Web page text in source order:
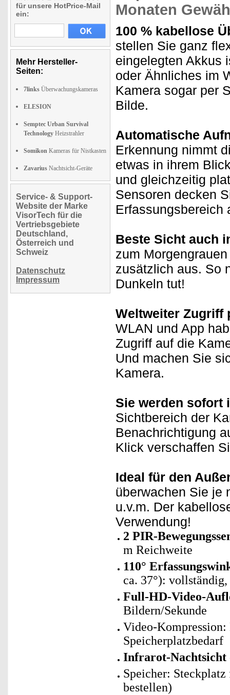
für unsere HotPrice-Mail
ein:
Mehr Hersteller-
Seiten:
7links Überwachungskameras
ELESION
Semptec Urban Survival
Technology Heizstrahler
Somikon Kameras für Nistkasten
Zavarius Nachtsicht-Geräte
Service- & Support-
Website der Marke
VisorTech für die
Vertriebsgebiete
Deutschland,
Österreich und
Schweiz
Datenschutz
Impressum
Monaten
100 % kabellose
stellen Sie ganz
eingelegten Akkus
oder Ähnliches im
Kamera sogar per
Bilde.
Automatische
Erkennung nimmt
etwas in ihrem
und gleichzeitig
Sensoren decken
Erfassungsbereich
Beste Sicht auch
zum
zusätzlich aus. So
Dunkeln tut!
Weltweiter Zugriff
WLAN und App
Zugriff auf die
Und machen Sie
Kamera.
Sie werden sofort
Sichtbereich der
Benachrichtigung
Klick verschaffen
Ideal für den
überwachen Sie je
u.v.m. Der
Verwendung!
2 PIR-
m Reichweite
110°
ca. 37°):
Full-HD-Video-
Bildern/Sekunde
Video-
Speicherplatzbedarf
Infrarot-Nachtsicht
Speicher:
bestellen)